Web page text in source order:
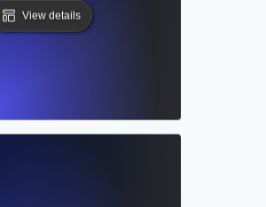
View details